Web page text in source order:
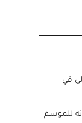
في
للموسم